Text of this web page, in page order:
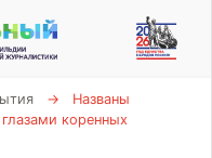
→
Названы
коренных